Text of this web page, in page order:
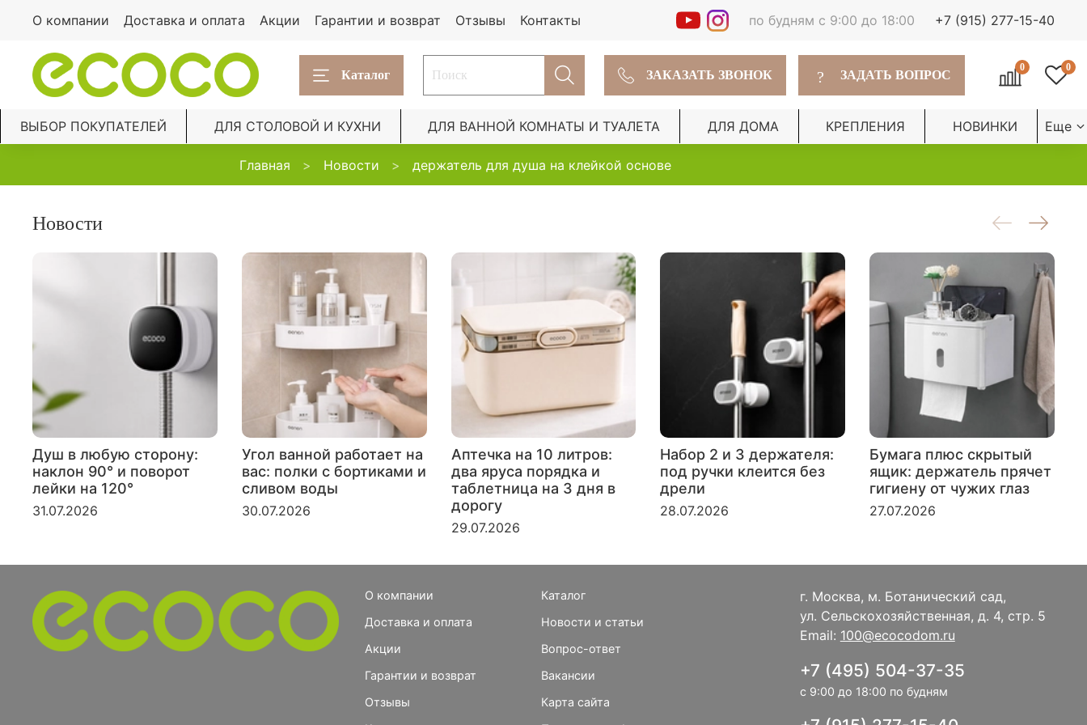
О компании Доставка и оплата Акции Гарантии и возврат Отзывы Контакты по будням с 9:00 до 18:00 +7 (915) 277-15-40
Каталог ЗАКАЗАТЬ ЗВОНОК ? ЗАДАТЬ ВОПРОС
0 0
ВЫБОР ПОКУПАТЕЛЕЙ ДЛЯ СТОЛОВОЙ И КУХНИ ДЛЯ ВАННОЙ КОМНАТЫ И ТУАЛЕТА ДЛЯ ДОМА КРЕПЛЕНИЯ НОВИНКИ Еще
Главная Новости держатель для душа на клейкой основе
Новости
Душ в любую сторону:
наклон 90° и поворот
лейки на 120°
31.07.2026
Угол ванной работает на
вас: полки с бортиками и
сливом воды
30.07.2026
Аптечка на 10 литров:
два яруса порядка и
таблетница на 3 дня в
дорогу
29.07.2026
Набор 2 и 3 держателя:
под ручки клеится без
дрели
28.07.2026
Бумага плюс скрытый
ящик: держатель прячет
гигиену от чужих глаз
27.07.2026
г. Москва, м. Ботанический сад,
ул. Сельскохозяйственная, д. 4, стр. 5
Email: 100@ecocodom.ru
+7 (495) 504-37-35
с 9:00 до 18:00 по будням
О компании
Доставка и оплата
Акции
Гарантии и возврат
Отзывы
Каталог
Новости и статьи
Вопрос-ответ
Вакансии
Карта сайта